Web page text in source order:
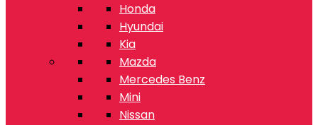
Honda
Hyundai
Kia
Mazda
Mercedes Benz
Mini
Nissan